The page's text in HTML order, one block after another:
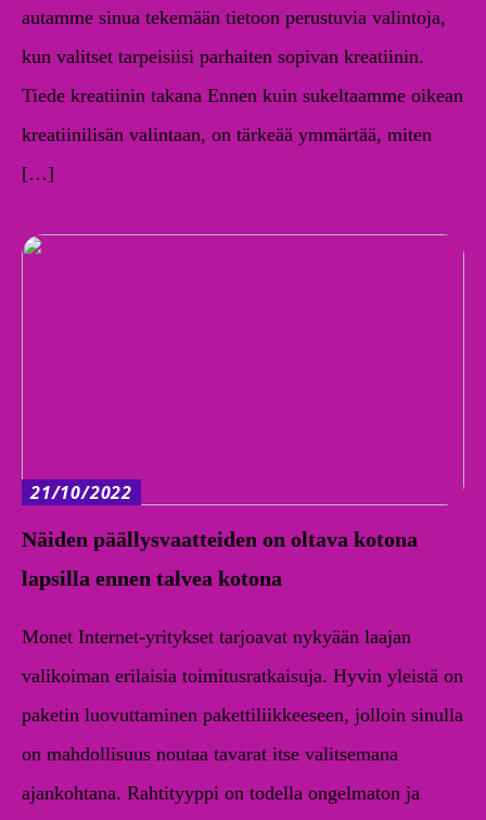
autamme sinua tekemään tietoon perustuvia valintoja,
kun valitset tarpeisiisi parhaiten sopivan kreatiinin.
Tiede kreatiinin takana Ennen kuin sukeltaamme oikean
kreatiinilisän valintaan, on tärkeää ymmärtää, miten
[…]
21/10/2022
Näiden päällysvaatteiden on oltava kotona
lapsilla ennen talvea kotona
Monet Internet-yritykset tarjoavat nykyään laajan
valikoiman erilaisia toimitusratkaisuja. Hyvin yleistä on
paketin luovuttaminen pakettiliikkeeseen, jolloin sinulla
on mahdollisuus noutaa tavarat itse valitsemana
ajankohtana. Rahtityyppi on todella ongelmaton ja